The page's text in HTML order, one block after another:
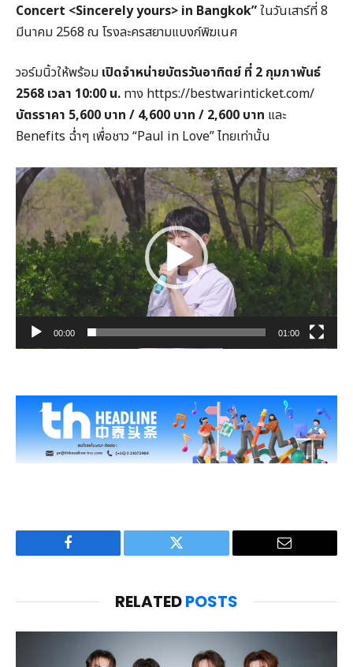
Concert <Sincerely yours> in Bangkok”ในวันเสาร์ที่ 8
มีนาคม 2568 ณ โรงละครสยามแบงก์พิฆเนศ
วอร์มนิ้วให้พร้อม เปิดจำหน่ายบัตรวันอาทิตย์ ที่ 2 กุมภาพันธ์
2568 เวลา 10:00 น. ทาง https://bestwarinticket.com/
บัตรราคา 5,600 บาท / 4,600 บาท / 2,600 บาท และ
Benefits ฉ่ำๆ เพื่อชาว “Paul in Love” ไทยเท่านั้น
Video
Player
00:00 01:00
Facebook Twitter Email
RELATEDPOSTS